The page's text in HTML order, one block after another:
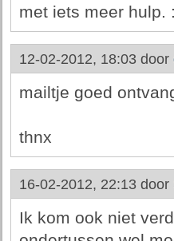
met iets meer hulp.
12-02-2012, 18:03 door
mailtje goed
thnx
16-02-2012, 22:13 door
Ik kom ook niet